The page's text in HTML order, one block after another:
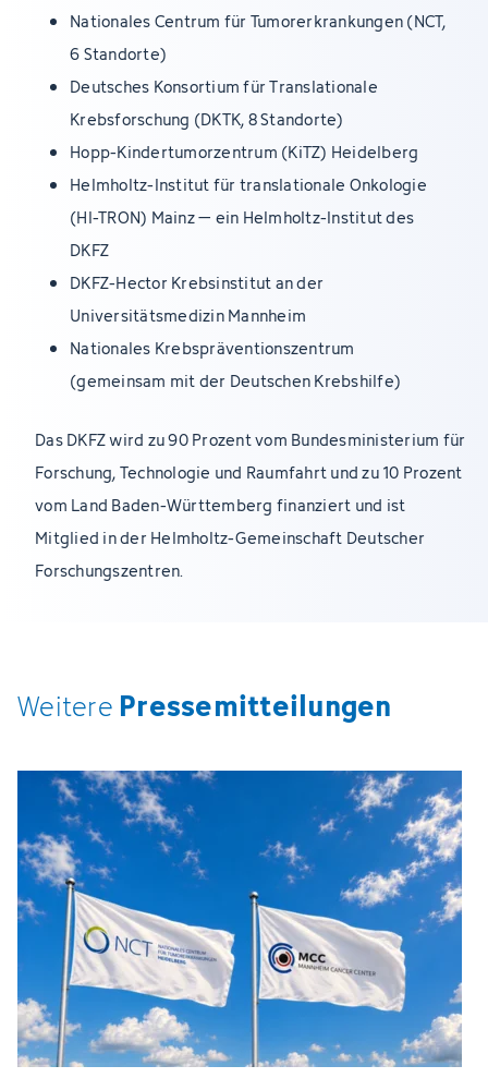
Nationales Centrum für Tumorerkrankungen (NCT,
6 Standorte)
Deutsches Konsortium für Translationale
Krebsforschung (DKTK, 8 Standorte)
Hopp-Kindertumorzentrum (KiTZ) Heidelberg
Helmholtz-Institut für translationale Onkologie
(HI-TRON) Mainz – ein Helmholtz-Institut des
DKFZ
DKFZ-Hector Krebsinstitut an der
Universitätsmedizin Mannheim
Nationales Krebspräventionszentrum
(gemeinsam mit der Deutschen Krebshilfe)
Das DKFZ wird zu 90 Prozent vom Bundesministerium für
Forschung, Technologie und Raumfahrt und zu 10 Prozent
vom Land Baden-Württemberg finanziert und ist
Mitglied in der Helmholtz-Gemeinschaft Deutscher
Forschungszentren.
Weitere Pressemitteilungen